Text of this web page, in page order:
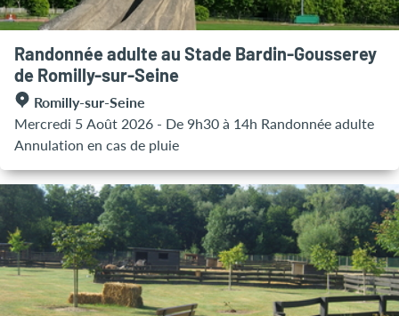
Randonnée adulte au Stade Bardin-Gousserey
de Romilly-sur-Seine
Romilly-sur-Seine
Mercredi 5 Août 2026 - De 9h30 à 14h Randonnée adulte
Annulation en cas de pluie